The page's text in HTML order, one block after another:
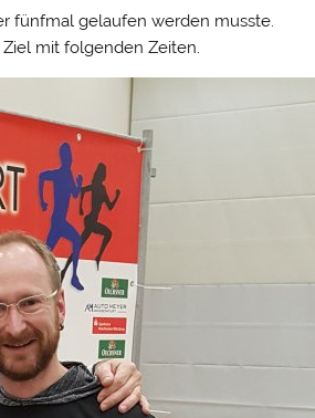
fünfmal gelaufen werden musste.
mit folgenden Zeiten.